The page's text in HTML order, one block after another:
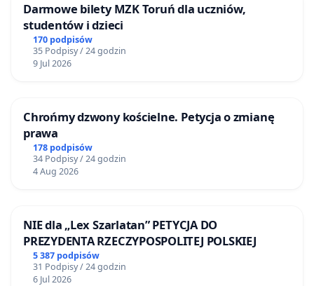
Darmowe bilety MZK Toruń dla uczniów,
studentów i dzieci
170 podpisów
35 Podpisy / 24 godzin
9 Jul 2026
Chrońmy dzwony kościelne. Petycja o zmianę
prawa
178 podpisów
34 Podpisy / 24 godzin
4 Aug 2026
NIE dla „Lex Szarlatan” PETYCJA DO
PREZYDENTA RZECZYPOSPOLITEJ POLSKIEJ
5 387 podpisów
31 Podpisy / 24 godzin
6 Jul 2026